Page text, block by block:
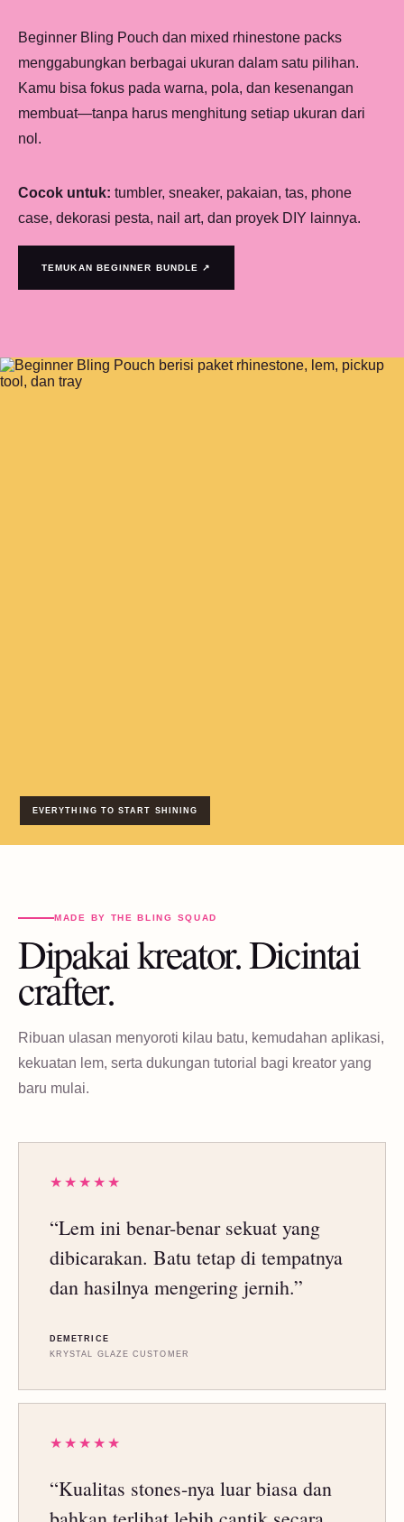
Beginner Bling Pouch dan mixed rhinestone packs
menggabungkan berbagai ukuran dalam satu pilihan.
Kamu bisa fokus pada warna, pola, dan kesenangan
membuat—tanpa harus menghitung setiap ukuran dari
nol.
Cocok untuk: tumbler, sneaker, pakaian, tas, phone
case, dekorasi pesta, nail art, dan proyek DIY lainnya.
TEMUKAN BEGINNER BUNDLE ↗
EVERYTHING TO START SHINING
MADE BY THE BLING SQUAD
Dipakai kreator. Dicintai
crafter.
Ribuan ulasan menyoroti kilau batu, kemudahan aplikasi,
kekuatan lem, serta dukungan tutorial bagi kreator yang
baru mulai.
★★★★★
“Lem ini benar-benar sekuat yang
dibicarakan. Batu tetap di tempatnya
dan hasilnya mengering jernih.”
DEMETRICE
KRYSTAL GLAZE CUSTOMER
★★★★★
“Kualitas stones-nya luar biasa dan